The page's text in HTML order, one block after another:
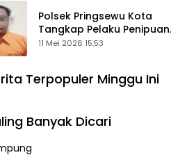
Polsek Pringsewu Kota
Tangkap Pelaku Penipuan
Mobil, Sempat Kabur ke
11 Mei 2026 15:53
Terpopuler Minggu Ini
Banyak Dicari